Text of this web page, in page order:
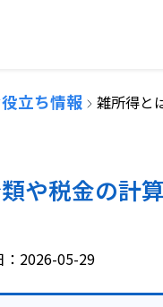
立ち情報 雑所得と
や税金の計
：2026-05-29